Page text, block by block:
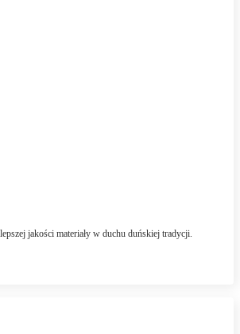
jakości materiały w duchu duńskiej tradycji.